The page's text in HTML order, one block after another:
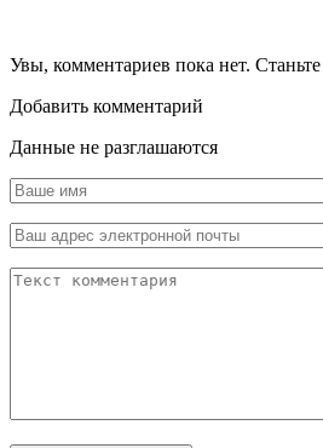
Увы, комментариев пока нет.
Добавить комментарий
Данные не разглашаются